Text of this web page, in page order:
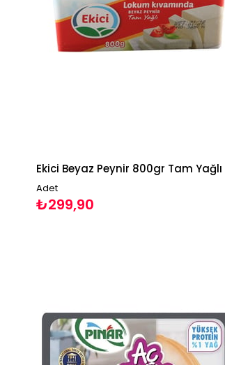
Ekici Beyaz Peynir 800gr Tam Yağlı
Adet
₺299,90